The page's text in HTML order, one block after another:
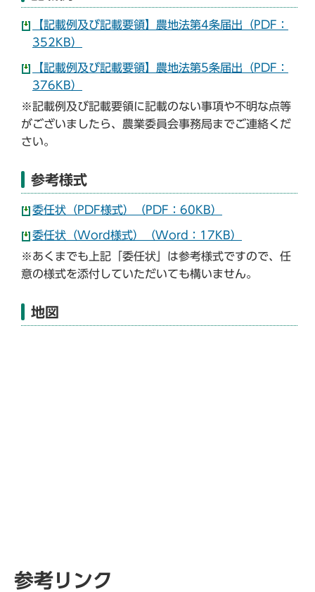
【記載例及び記載要領】農地法第4条届出（PDF：
352KB）
【記載例及び記載要領】農地法第5条届出（PDF：
376KB）
※記載例及び記載要領に記載のない事項や不明な点等
がございましたら、農業委員会事務局までご連絡くだ
さい。
参考様式
委任状（PDF様式）（PDF：60KB）
委任状（Word様式）（Word：17KB）
※あくまでも上記「委任状」は参考様式ですので、任
意の様式を添付していただいても構いません。
地図
参考リンク